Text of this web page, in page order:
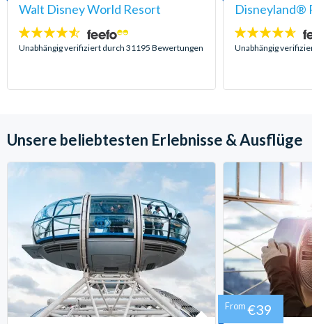
Walt Disney World Resort
4.5
Sterne:
Unabhängig verifiziert durch 31195 Bewertungen
Disneyland®
4.6
Sterne:
Unabhängig
Unsere beliebtesten Erlebnisse & Ausflüge
From €39